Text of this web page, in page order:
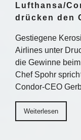
Lufthansa/
drücken den
Gestiegene
Airlines unter
die Gewinne
Chef Spohr
Condor-CEO
Weiterlesen